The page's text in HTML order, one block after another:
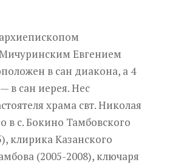
Евгением
в сан диакона, а 4
в сан иерея.Нес
храма свт. Николая
в с.Бокино Тамбовского
клирика Казанского
(2005-2008), ключаря